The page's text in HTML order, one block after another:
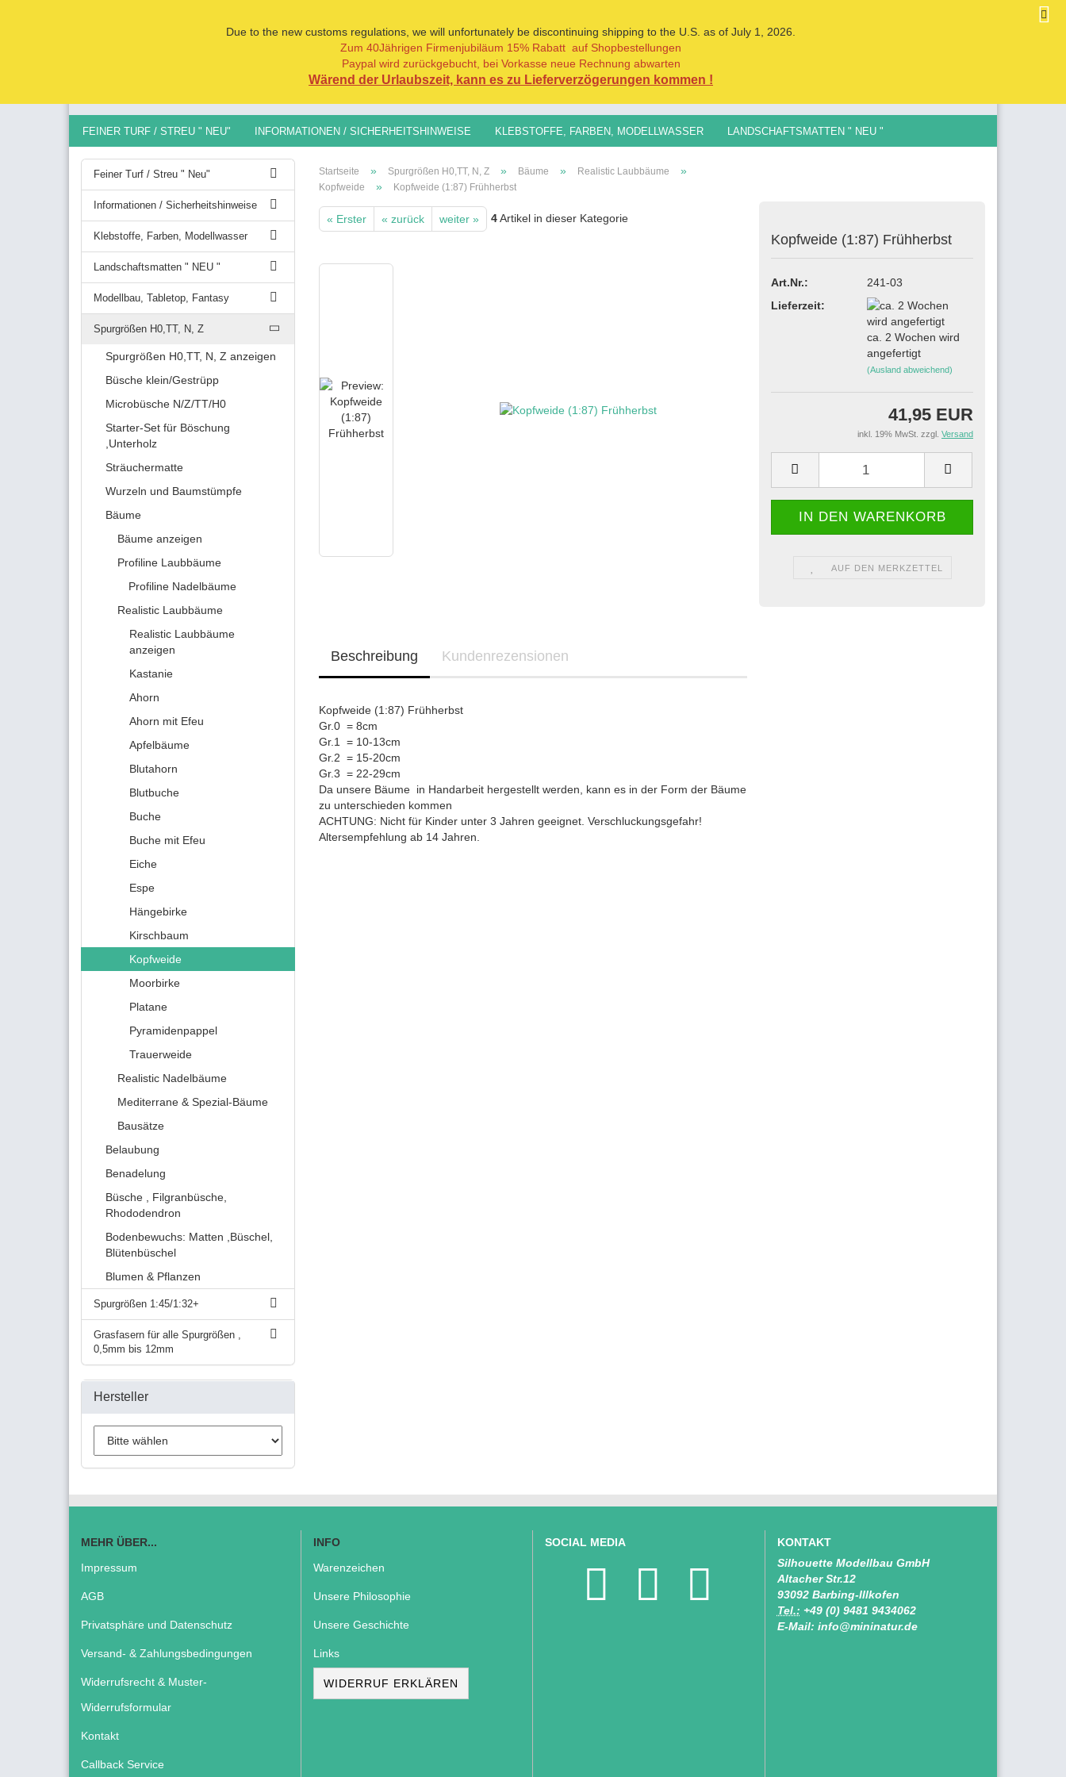
Sprache auswählen
Alle
Due to the new customs regulations, we will unfortunately be discontinuing shipping to the U.S. as of July 1, 2026.
Zum 40Jährigen Firmenjubiläum 15% Rabatt auf Shopbestellungen
Paypal wird zurückgebucht, bei Vorkasse neue Rechnung abwarten
Wärend der Urlaubszeit, kann es zu Lieferverzögerungen kommen !
FEINER TURF / STREU " NEU" INFORMATIONEN / SICHERHEITSHINWEISE KLEBSTOFFE, FARBEN, MODELLWASSER LANDSCHAFTSMATTEN " NEU "
MODELLBAU, TABLETOP, FANTASY SPURGRÖSSEN H0,TT, N, Z
Startseite » Spurgrößen H0,TT, N, Z » Bäume » Realistic Laubbäume »
Kopfweide » Kopfweide (1:87) Frühherbst
« Erster « zurück weiter » 4Artikel in dieser Kategorie
Kopfweide (1:87) Frühherbst
Art.Nr.:
241-03
Lieferzeit:
ca. 2 Wochen wird
angefertigt
(Ausland abweichend)
41,95 EUR
inkl. 19% MwSt. zzgl. Versand
AUF DEN MERKZETTEL
Beschreibung Kundenrezensionen
Kopfweide (1:87) Frühherbst
Gr.0 = 8cm
Gr.1 = 10-13cm
Gr.2 = 15-20cm
Gr.3 = 22-29cm
Da unsere Bäume in Handarbeit hergestellt werden, kann es in der Form der Bäume
zu unterschieden kommen
ACHTUNG: Nicht für Kinder unter 3 Jahren geeignet. Verschluckungsgefahr!
Altersempfehlung ab 14 Jahren.
Feiner Turf / Streu " Neu"
Informationen / Sicherheitshinweise
Klebstoffe, Farben, Modellwasser
Landschaftsmatten " NEU "
Modellbau, Tabletop, Fantasy
Spurgrößen H0,TT, N, Z
Spurgrößen H0,TT, N, Z anzeigen
Büsche klein/Gestrüpp
Microbüsche N/Z/TT/H0
Starter-Set für Böschung
,Unterholz
Sträuchermatte
Wurzeln und Baumstümpfe
Bäume
Bäume anzeigen
Profiline Laubbäume
Profiline Nadelbäume
Realistic Laubbäume
Realistic Laubbäume
anzeigen
Kastanie
Ahorn
Ahorn mit Efeu
Apfelbäume
Blutahorn
Blutbuche
Buche
Buche mit Efeu
Eiche
Espe
Hängebirke
Kirschbaum
Kopfweide
Moorbirke
Platane
Pyramidenpappel
Trauerweide
Realistic Nadelbäume
Mediterrane & Spezial-Bäume
Bausätze
Belaubung
Benadelung
Büsche , Filgranbüsche,
Rhododendron
Bodenbewuchs: Matten ,Büschel,
Blütenbüschel
Blumen & Pflanzen
Spurgrößen 1:45/1:32+
Grasfasern für alle Spurgrößen ,
0,5mm bis 12mm
Hersteller
MEHR ÜBER...
Impressum
AGB
Privatsphäre und Datenschutz
Versand- & Zahlungsbedingungen
Widerrufsrecht & Muster-
Widerrufsformular
Kontakt
Callback Service
INFO
Warenzeichen
Unsere Philosophie
Unsere Geschichte
Links
WIDERRUF ERKLÄREN
SOCIAL MEDIA
KONTAKT
Silhouette Modellbau GmbH
Altacher Str.12
93092 Barbing-Illkofen
Tel.: +49 (0) 9481 9434062
E-Mail: info@mininatur.de